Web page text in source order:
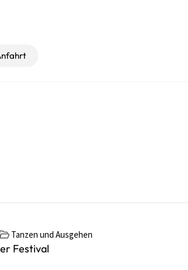
Tanzen und Ausgehen
Festival